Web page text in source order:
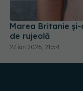
Marea Britanie
de rujeolă
27 ian 2026, 21:54